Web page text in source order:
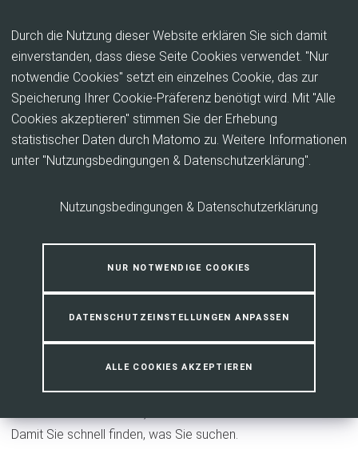
Durch die Nutzung dieser Website erklären Sie sich damit
einverstanden, dass diese Seite Cookies verwendet. "Nur
notwendie Cookies" setzt ein einzelnes Cookie, das zur
Speicherung Ihrer Cookie-Präferenz benötigt wird. Mit "Alle
Cookies akzeptieren" stimmen Sie der Erhebung
statistischer Daten durch Matomo zu. Weitere Informationen
unter "Nutzungsbedingungen & Datenschutzerklärung".
Nutzungsbedingungen & Datenschutzerklärung
NUR NOTWENDIGE COOKIES
DATENSCHUTZEINSTELLUNGEN ANPASSEN
ALLE COOKIES AKZEPTIEREN
Leichte Sprache
Hier erklären wir in leichter Sprache wie unsere
Internet-Seite bedient wird und was das Kreis-Job-
Über das Kreis-Job-Center
Sie sind auf der Internet-Seite des Kreis-Job-Centers vom
Jeder Mensch kann Texte in Leichter Sprache besser
verstehen.
Damit Sie schnell finden, was Sie suchen.